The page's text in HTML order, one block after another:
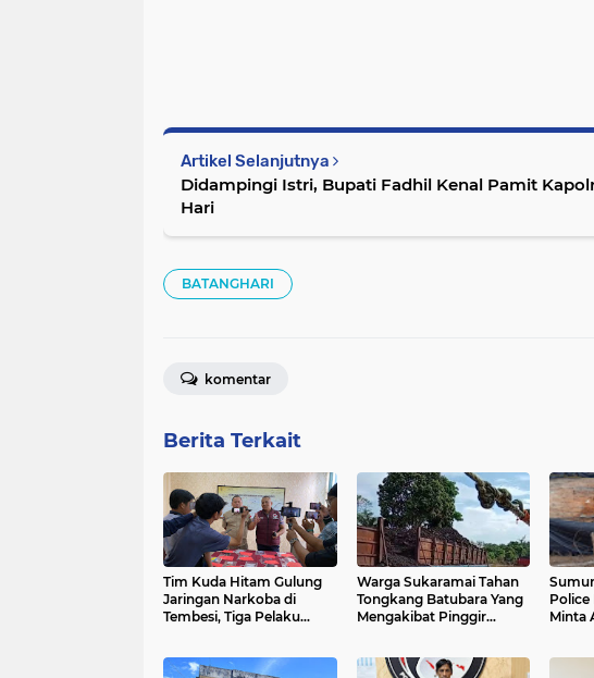
Artikel Selanjutnya
Didampingi Istri, Bupati Fadhil Kenal Pamit
Hari
BATANGHARI
komentar
Berita Terkait
Tim Kuda Hitam Gulung
Jaringan Narkoba di
Tembesi, Tiga Pelaku
Warga Sukaramai Tahan
Tongkang Batubara Yang
Mengakibat Pinggir
Police
Minta